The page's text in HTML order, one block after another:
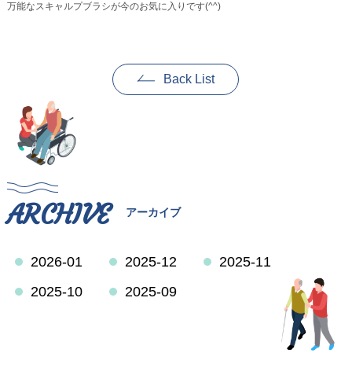
万能なスキャルプブラシが今のお気に入りです(^^)
Back List
ARCHIVE アーカイブ
2026-01 2025-12
2025-11
2025-10
2025-09